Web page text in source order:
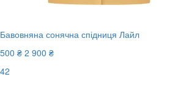
Бавовняна сонячна спідниця Лайл
500 ₴ 2 900 ₴
42